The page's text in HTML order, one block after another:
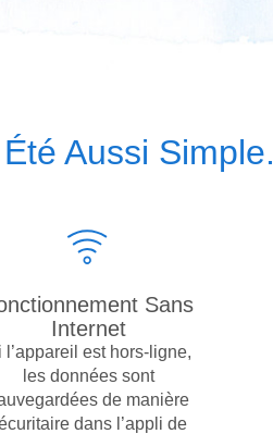
Aussi Simple.
Sans
Internet
l’appareil est hors-ligne,
les données sont
de manière
dans l’appli de